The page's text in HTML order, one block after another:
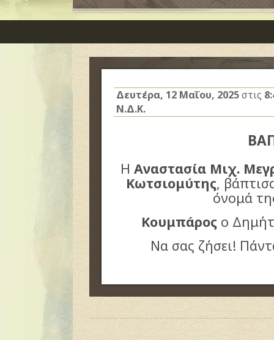
Δευτέρα, 12 Μαΐου, 2025στις
Ν.Δ.Κ.
Η Αναστασία Μιχ.
Κωτσιομύτης,
όνομά
Κουμπάρος ο
Να σας ζήσει!